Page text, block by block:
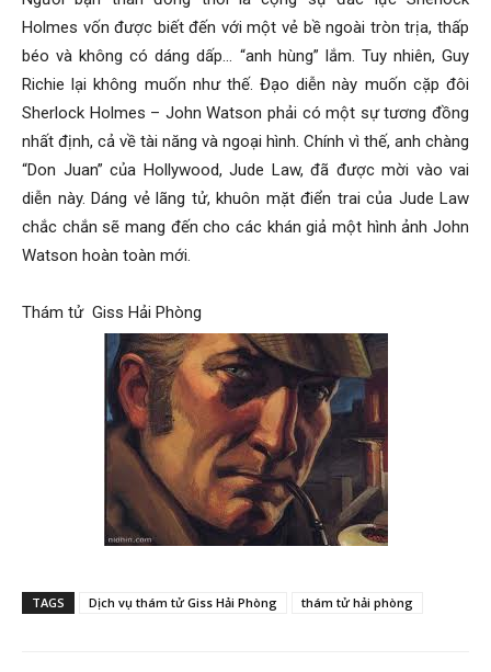
Holmes vốn được biết đến với một vẻ bề ngoài tròn trịa, thấp
béo và không có dáng dấp… “anh hùng” lắm. Tuy nhiên, Guy
Richie lại không muốn như thế. Đạo diễn này muốn cặp đôi
Sherlock Holmes – John Watson phải có một sự tương đồng
nhất định, cả về tài năng và ngoại hình. Chính vì thế, anh chàng
“Don Juan” của Hollywood, Jude Law, đã được mời vào vai
diễn này. Dáng vẻ lãng tử, khuôn mặt điển trai của Jude Law
chắc chắn sẽ mang đến cho các khán giả một hình ảnh John
Watson hoàn toàn mới.
Thám tử Giss Hải Phòng
TAGS Dịch vụ thám tử Giss Hải Phòng thám tử hải phòng